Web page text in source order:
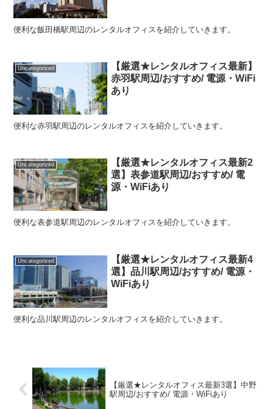
便利な飯田橋駅周辺のレンタルオフィスを紹介していきます。
Uncategorized
【厳選★レンタルオフィス最新】
赤羽駅周辺/おすすめ/ 電源・WiFi
あり
便利な赤羽駅周辺のレンタルオフィスを紹介していきます。
Uncategorized
【厳選★レンタルオフィス最新2
選】表参道駅周辺/おすすめ/ 電
源・WiFiあり
便利な表参道駅周辺のレンタルオフィスを紹介していきます。
Uncategorized
【厳選★レンタルオフィス最新4
選】品川駅周辺/おすすめ/ 電源・
WiFiあり
便利な品川駅周辺のレンタルオフィスを紹介していきます。
【厳選★レンタルオフィス最新3選】中野
駅周辺/おすすめ/ 電源・WiFiあり